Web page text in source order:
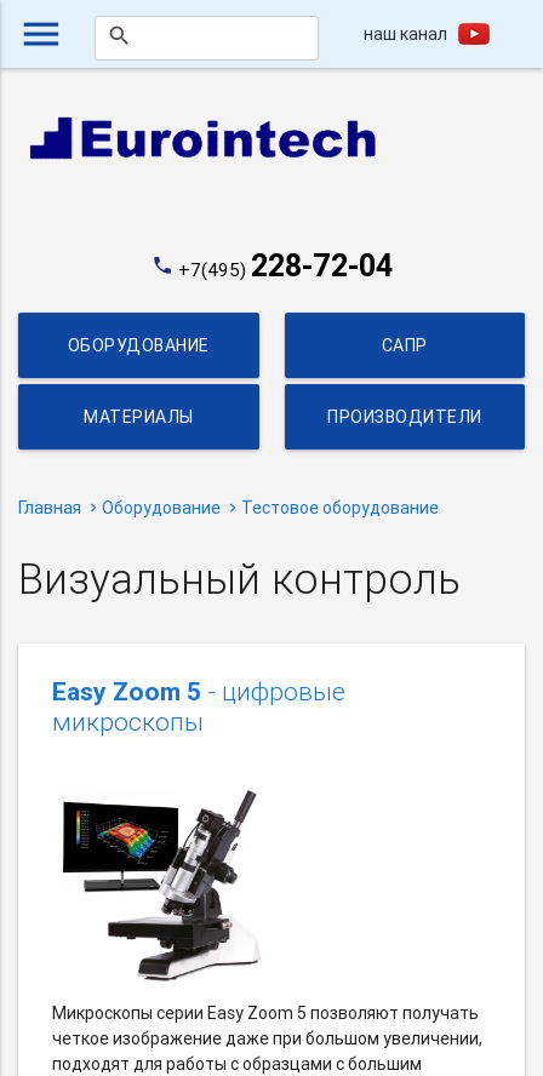
menu search наш канал
phone +7(495) 228-72-04
ОБОРУДОВАНИЕ САПР
МАТЕРИАЛЫ ПРОИЗВОДИТЕЛИ
Главная Оборудование Тестовое оборудование
Визуальный контроль
Easy Zoom 5 - цифровые
микроскопы
Микроскопы серии Easy Zoom 5 позволяют получать
четкое изображение даже при большом увеличении,
подходят для работы с образцами с большим